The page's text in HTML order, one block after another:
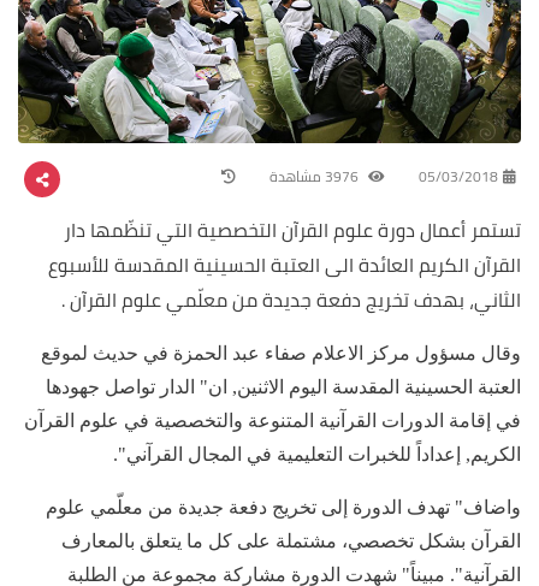
05/03/2018
تستمر أعمال دورة علوم القرآن التخصصية التي تنظّمها دار
القرآن الكريم العائدة الى العتبة الحسينية المقدسة للأسبوع
الثاني، بهدف تخريج دفعة جديدة من معلّمي علوم القرآن .
وقال مسؤول مركز الاعلام صفاء عبد الحمزة في حديث لموقع
العتبة الحسينية المقدسة اليوم الاثنين, ان" الدار تواصل جهودها
في إقامة الدورات القرآنية المتنوعة والتخصصية في علوم القرآن
الكريم, إعداداً للخبرات التعليمية في المجال القرآني".
واضاف" تهدف الدورة إلى تخريج دفعة جديدة من معلّمي علوم
القرآن بشكل تخصصي، مشتملة على كل ما يتعلق بالمعارف
القرآنية". مبيناً" شهدت الدورة مشاركة مجموعة من الطلبة